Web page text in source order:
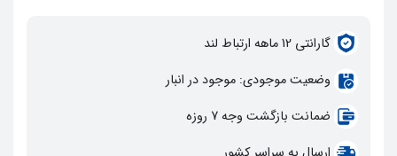
گارانتي 12 ماهه ارتباط لند
وضعيت موجودي: موجود در انبار
ضمانت بازگشت وجه 7 روزه